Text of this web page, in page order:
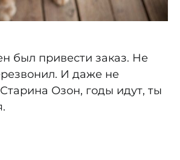
был привести заказ. Не
И даже не
Озон, годы идут, ты